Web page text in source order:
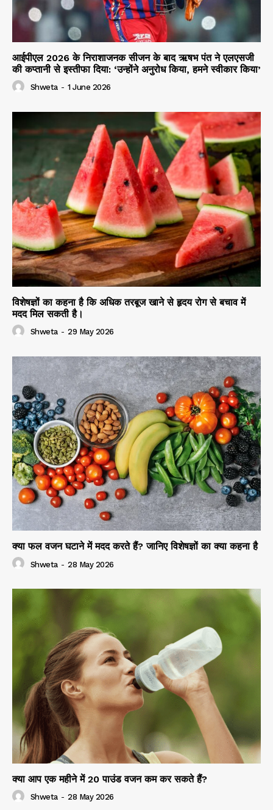
आईपीएल 2026 के निराशाजनक सीजन के बाद ऋषभ पंत ने एलएसजी
की कप्तानी से इस्तीफा दिया: ‘उन्होंने अनुरोध किया, हमने स्वीकार किया’
Shweta - 1 June 2026
विशेषज्ञों का कहना है कि अधिक तरबूज खाने से हृदय रोग से बचाव में
मदद मिल सकती है।
Shweta - 29 May 2026
क्या फल वजन घटाने में मदद करते हैं? जानिए विशेषज्ञों का क्या कहना है
Shweta - 28 May 2026
क्या आप एक महीने में 20 पाउंड वजन कम कर सकते हैं?
Shweta - 28 May 2026